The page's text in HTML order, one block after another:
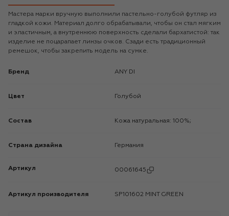
Мастера марки вручную выполнили пастельно-голубой футляр из
гладкой кожи. Материал долго обрабатывали, чтобы он стал мягким
и эластичным, а внутреннюю поверхность сделали бархатистой: так
изделие не поцарапает линзы очков. Сзади есть традиционный
ремешок, чтобы закрепить модель на сумке.
Бренд ANY DI
Цвет Голубой
Состав Кожа натуральная: 100%;
Страна дизайна Германия
Артикул 00061645
Артикул производителя SP101602 MINT GREEN